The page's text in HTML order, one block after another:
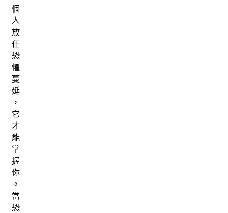
個
人
放
任
恐
懼
蔓
延
，
它
才
能
掌
握
你
。
當
恐